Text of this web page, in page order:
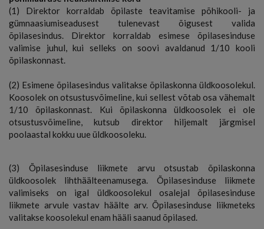
(1) Direktor korraldab õpilaste teavitamise põhikooli- ja
gümnaasiumiseadusest tulenevast õigusest valida
õpilasesindus. Direktor korraldab esimese õpilasesinduse
valimise juhul, kui selleks on soovi avaldanud 1/10 kooli
õpilaskonnast.
(2) Esimene õpilasesindus valitakse õpilaskonna üldkoosolekul.
Koosolek on otsustusvõimeline, kui sellest võtab osa vähemalt
1/10 õpilaskonnast. Kui õpilaskonna üldkoosolek ei ole
otsustusvõimeline, kutsub direktor hiljemalt järgmisel
poolaastal kokku uue üldkoosoleku.
(3) Õpilasesinduse liikmete arvu otsustab õpilaskonna
üldkoosolek lihthäälteenamusega. Õpilasesinduse liikmete
valimiseks on igal üldkoosolekul osalejal õpilasesinduse
liikmete arvule vastav häälte arv. Õpilasesinduse liikmeteks
valitakse koosolekul enam hääli saanud õpilased.